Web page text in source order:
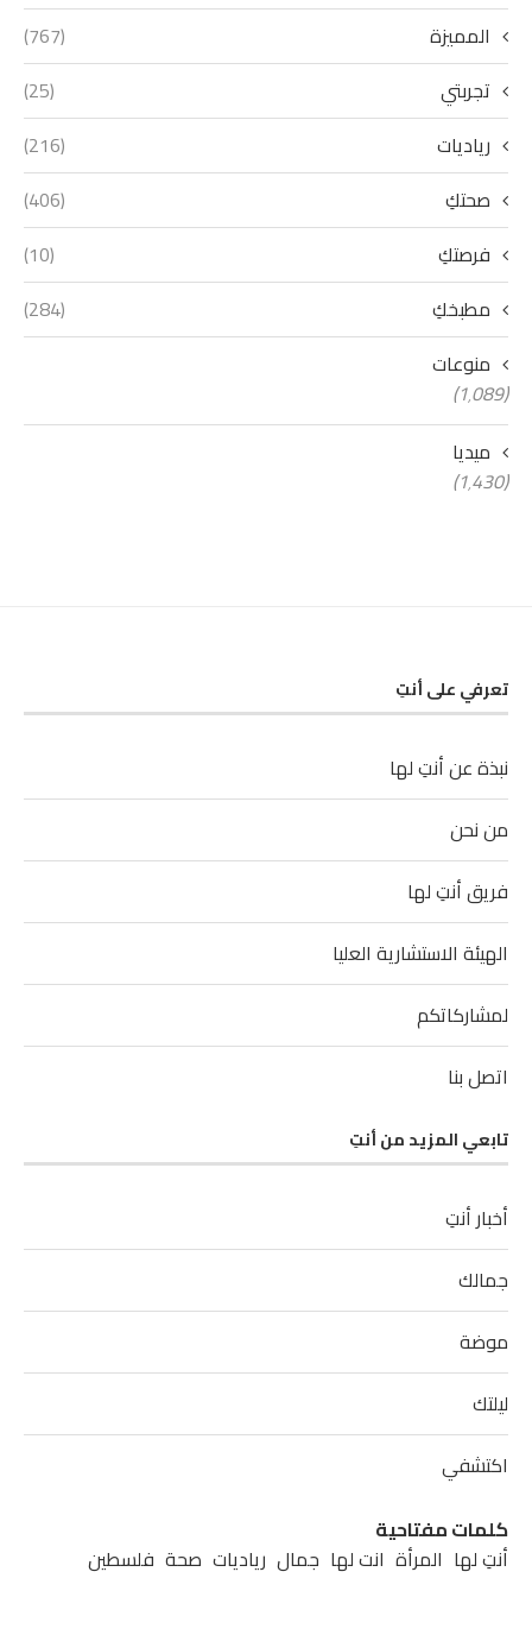
المميزة
(767)
تجربتي
(25)
رياديات
(216)
صحتكِ
(406)
فرصتكِ
(10)
مطبخكِ
(284)
منوعات
(1٬089)
ميديا
(1٬430)
تعرفي على أنتِ
نبذة عن أنتِ لها
من نحن
فريق أنتِ لها
الهيئة الاستشارية العليا
لمشاركاتكم
اتصل بنا
تابعي المزيد من أنتِ
أخبار أنتِ
جمالك
موضة
ليلتك
اكتشفي
كلمات مفتاحية
أنتِ لها المرأة انت لها جمال رياديات صحة فلسطين